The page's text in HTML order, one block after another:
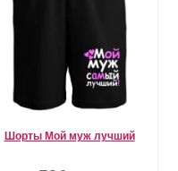
Шорты Мой муж лучший